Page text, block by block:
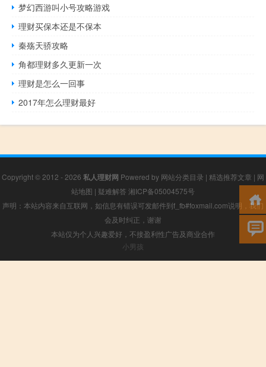
梦幻西游叫小号攻略游戏
理财买保本还是不保本
秦殇天骄攻略
角都理财多久更新一次
理财是怎么一回事
2017年怎么理财最好
Copyright © 2012 - 2026 私人理财网 Powered by 网站分类目录 | 精选推荐文章 | 网
站地图 | 疑难解答 湘ICP备05004575号
声明：本站内容来自互联网，如信息有错误可发邮件到f_fb#foxmail.com说明，我们
会及时纠正，谢谢
本站仅为个人兴趣爱好，不接盈利性广告及商业合作
小男孩